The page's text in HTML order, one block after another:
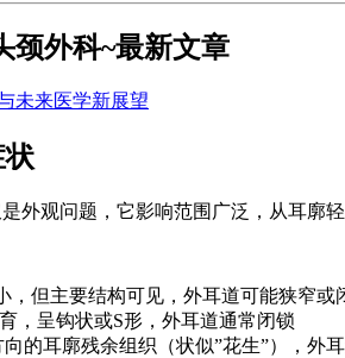
颈外科~最新文章
未来医学新展望
状
外观问题，它影响范围广泛，从耳廓
，但主要结构可见，外耳道可能狭窄或
，呈钩状或S形，外耳道通常闭锁
的耳廓残余组织（状似”花生”），外